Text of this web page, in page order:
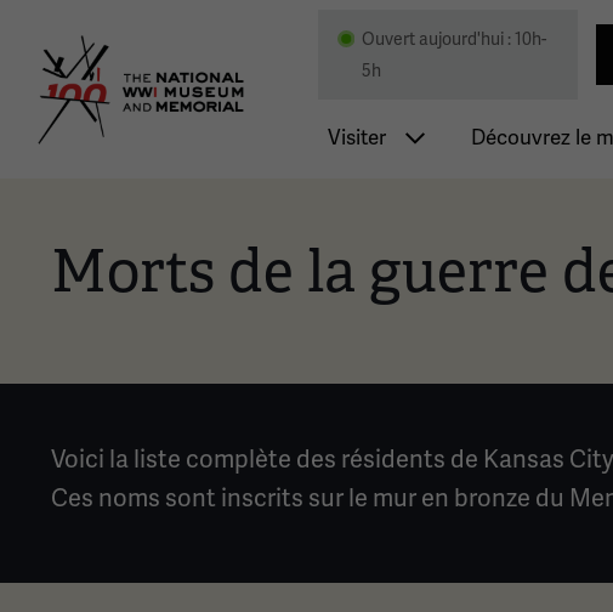
Musée national et mémorial
Ouvert aujourd'hui : 10h-
5h
Navigation
Visiter Découvrez le
Morts de la guerre
Voici la liste complète des résidents de Kansas
Ces noms sont inscrits sur le mur en bronze du